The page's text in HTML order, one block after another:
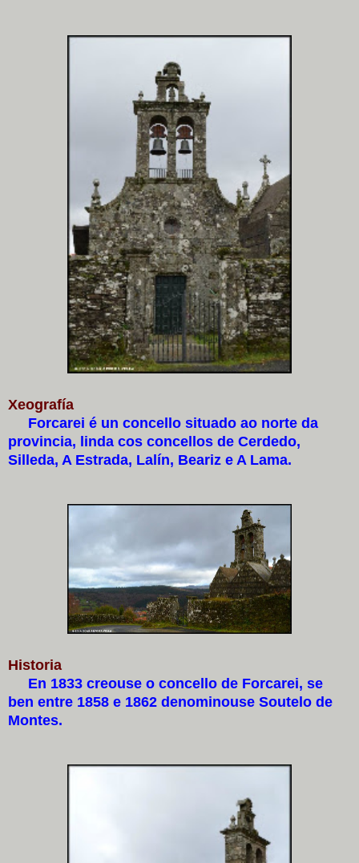
Xeografía
Forcarei é un concello situado ao norte da
provincia, linda cos concellos de Cerdedo,
Silleda, A Estrada, Lalín, Beariz e A Lama.
Historia
En 1833 creouse o concello de Forcarei, se
ben entre 1858 e 1862 denominouse Soutelo de
Montes.